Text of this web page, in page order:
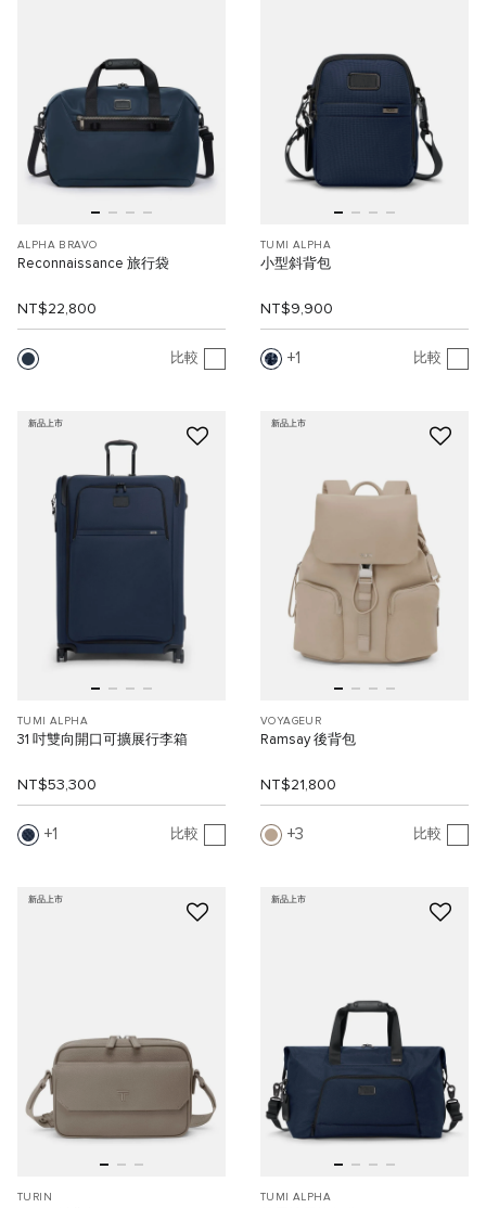
ALPHA BRAVO
Reconnaissance 旅行袋
NT$22,800
比較
TUMI ALPHA
小型斜背包
NT$9,900
1 比較
新品上市
TUMI ALPHA
31 吋雙向開口可擴展行李箱
NT$53,300
1 比較
新品上市
VOYAGEUR
Ramsay 後背包
NT$21,800
3 比較
新品上市
TURIN
新品上市
TUMI ALPHA